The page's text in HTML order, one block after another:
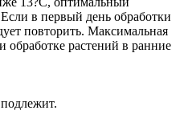
в первый день обработки
повторить. Максимальная
обработке растений в ранние